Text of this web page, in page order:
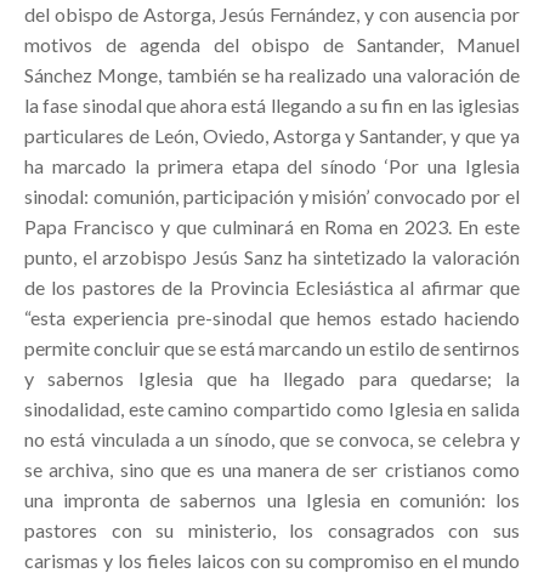
del obispo de Astorga, Jesús Fernández, y con ausencia por
motivos de agenda del obispo de Santander, Manuel
Sánchez Monge, también se ha realizado una valoración de
la fase sinodal que ahora está llegando a su fin en las iglesias
particulares de León, Oviedo, Astorga y Santander, y que ya
ha marcado la primera etapa del sínodo ‘Por una Iglesia
sinodal: comunión, participación y misión’ convocado por el
Papa Francisco y que culminará en Roma en 2023. En este
punto, el arzobispo Jesús Sanz ha sintetizado la valoración
de los pastores de la Provincia Eclesiástica al afirmar que
“esta experiencia pre-sinodal que hemos estado haciendo
permite concluir que se está marcando un estilo de sentirnos
y sabernos Iglesia que ha llegado para quedarse; la
sinodalidad, este camino compartido como Iglesia en salida
no está vinculada a un sínodo, que se convoca, se celebra y
se archiva, sino que es una manera de ser cristianos como
una impronta de sabernos una Iglesia en comunión: los
pastores con su ministerio, los consagrados con sus
carismas y los fieles laicos con su compromiso en el mundo